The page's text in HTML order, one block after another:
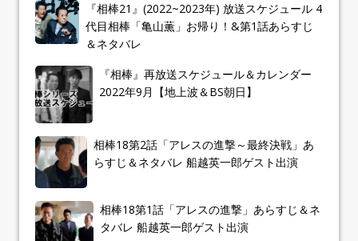
『相棒21』(2022~2023年) 放送スケジュール 4
代目相棒「亀山薫」お帰り！&第1話あらすじ
＆ネタバレ
『相棒』再放送スケジュール＆カレンダー
2022年9月【地上波＆BS朝日】
相棒18第2話「アレスの進撃～最終決戦」あ
らすじ＆ネタバレ 船越英一郎ゲスト出演
相棒18第1話「アレスの進撃」あらすじ＆ネ
タバレ 船越英一郎ゲスト出演